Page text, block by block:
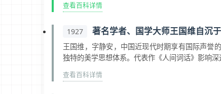
查看百科详情
1927 著名学者、国学大师王国维自沉
王国维，字静安，中国近现代时期享有国际声誉
独特的美学思想体系。代表作《人间词话》影响深
查看百科详情